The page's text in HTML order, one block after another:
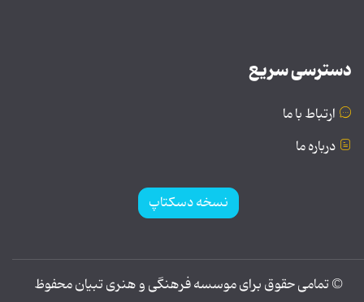
دسترسی سریع
ارتباط با ما
درباره ما
نسخه دسکتاپ
© تمامی حقوق برای موسسه فرهنگی و هنری تبیان محفوظ